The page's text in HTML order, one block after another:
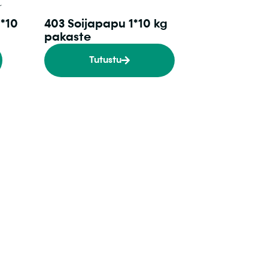
403 Soijapapu 1*10 kg
pakaste
Tutustu